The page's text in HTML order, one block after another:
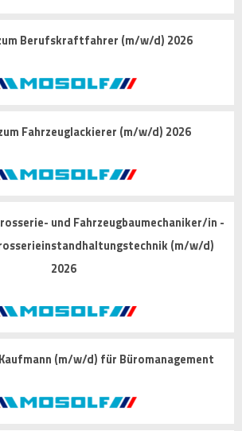
Berufskraftfahrer (m/w/d) 2026
Fahrzeuglackierer (m/w/d) 2026
und Fahrzeugbaumechaniker/in -
(m/w/d)
2026
(m/w/d) für Büromanagement